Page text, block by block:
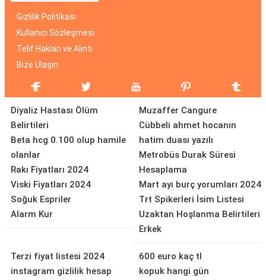
Gizlilik Politikası
Kullanıcı Sözleşmesi
Telif Hakları ve Alıntı
Bize Ulaşın
Diyaliz Hastası Ölüm
Belirtileri
Beta hcg 0.100 olup hamile
olanlar
Rakı Fiyatları 2024
Viski Fiyatları 2024
Soğuk Espriler
Alarm Kur
Muzaffer Cangure
Cübbeli ahmet hocanın
hatim duası yazılı
Metrobüs Durak Süresi
Hesaplama
Mart ayı burç yorumları 2024
Trt Spikerleri İsim Listesi
Uzaktan Hoşlanma Belirtileri
Erkek
Terzi fiyat listesi 2024
instagram gizlilik hesap
600 euro kaç tl
kopuk hangi gün